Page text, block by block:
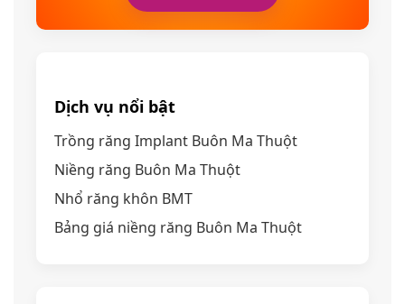
Dịch vụ nổi bật
Trồng răng Implant Buôn Ma Thuột
Niềng răng Buôn Ma Thuột
Nhổ răng khôn BMT
Bảng giá niềng răng Buôn Ma Thuột